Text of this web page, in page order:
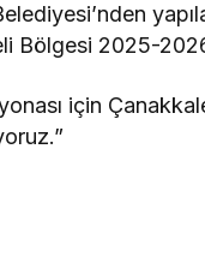
Bölgesi 2025-
için